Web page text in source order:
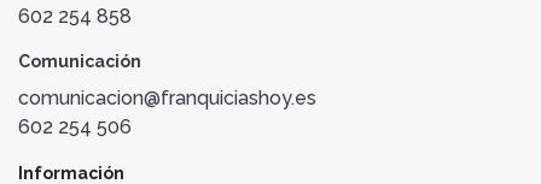
602 254 858
Comunicación
comunicacion@franquiciashoy.es
602 254 506
Información